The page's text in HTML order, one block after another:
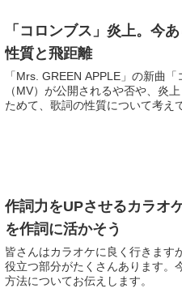
「コロンブス」炎上。今
性質と飛距離
「Mrs. GREEN APPLE」の新曲
（MV）が公開されるや否や、炎
ためて、歌詞の性質について考え
作詞力をUPさせるカラオ
を作詞に活かそう
皆さんはカラオケに良く行きます
役立つ部分がたくさんあります。
方法についてお伝えします。